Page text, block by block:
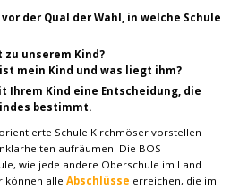
der Qual der Wahl, in welche Schule
zu unserem Kind?
mein Kind und was liegt ihm?
Ihrem Kind eine Entscheidung, die
bestimmt.
Schule Kirchmöser vorstellen
aufräumen. Die BOS-
wie jede andere Oberschule im Land
können alle Abschlüsse erreichen, die im